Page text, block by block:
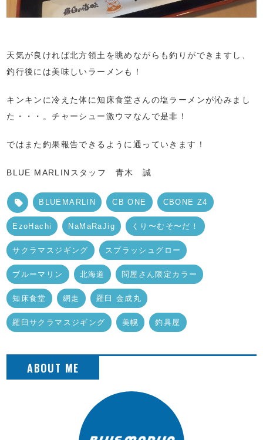
天気が良ければ北方領土を眺めながらも釣りができますし、
釣行後には美味しいラーメンも！
キンキンに冷えた体に知床食堂さんの塩ラーメンが沁みまし
た・・・。チャーシュー激ウマなんで是非！
ではまた釣果報告できるように通っていきます！
BLUE MARLINスタッフ 青木 誠
BLUEMARLIN CB ONE CBONE Z4
EzoHachi NaMaRaJig くり〜むそ〜だ！
サクラマスジギング スプラッシュグロー
ブルーマリン 北海道 問屋さん限定カラー
知床食堂 網走 羅臼 金成丸
羅臼サクラマスジギング 美幌 釣具屋